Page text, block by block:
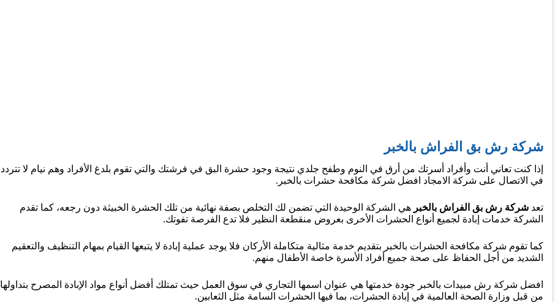
شركة رش بق الفراش بالخبر
إذا كنت تعاني أنت وأفراد أسرتك من أرق في النوم وطفح جلدي نتيجة وجود حشرة البق في فرشتك والتي تقوم بلدغ الأفراد وهم نيام لا تتردد
في الاتصال على شركة الامجاد افضل شركة مكافحة حشرات بالخبر.
تعد شركة رش بق الفراش بالخبر هي الشركة الوحيدة التي تضمن لك التخلص بصفة نهائية من تلك الحشرة الخبيثة دون رجعه، كما تقدم
الشركة خدمات إبادة لجميع أنواع الحشرات الأخرى بعروض منقطعة النظير فلا تدع الفرصة تفوتك.
كما تقوم شركة مكافحة الحشرات بالخبر بتقديم خدمة مثالية متكاملة الأركان فلا يوجد عملية إبادة لا يتبعها القيام بمهام التنظيف والتعقيم
الشديد من أجل الحفاظ على صحة جميع أفراد الأسرة خاصة الأطفال منهم.
افضل شركة رش مبيدات بالخبر جودة خدمتها هي عنوان اسمها التجاري في سوق العمل حيث تمتلك أفضل أنواع مواد الإبادة المصرح بتداولها
من قبل وزارة الصحة العالمية في إبادة الحشرات، بما فيها الحشرات السامة مثل الثعابين.